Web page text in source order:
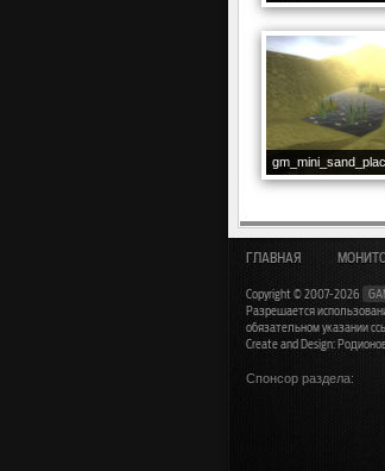
ГЛАВНАЯ
Copyright © 2007-2026
Разрешается
обязательном указании
Create and Design:
Спонсор раздела: